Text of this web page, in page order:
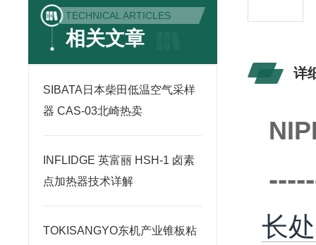
TECHNICAL ARTICLES
相关文章
SIBATA日本柴田低温空气采样
器 CAS-03北崎热卖
INFLIDGE 英富丽 HSH-1 卤素
点加热器技术详解
TOKISANGYO东机产业锥板粘
详
长处